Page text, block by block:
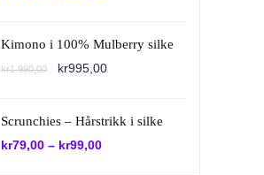
Kimono i 100% Mulberry silke
kr1.990,00
Opprinnelig
kr995,00Nåværende
Scrunchies – Hårstrikk i silke
kr79,00 – kr99,00